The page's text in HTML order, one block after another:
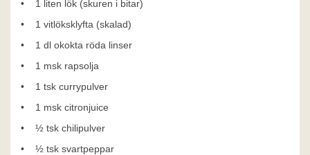
• 1 liten lök (skuren i bitar)
• 1 vitlöksklyfta (skalad)
• 1 dl okokta röda linser
• 1 msk rapsolja
• 1 tsk currypulver
• 1 msk citronjuice
• ½ tsk chilipulver
• ½ tsk svartpeppar